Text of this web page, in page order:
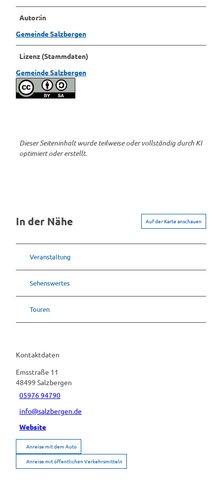
Autor:in
Gemeinde Salzbergen
Lizenz (Stammdaten)
Gemeinde Salzbergen
Dieser Seiteninhalt wurde teilweise oder vollständig durch KI
optimiert oder erstellt.
In der Nähe Auf der Karte anschauen
Veranstaltung
Sehenswertes
Touren
Kontaktdaten
Emsstraße 11
48499 Salzbergen
05976 94790
info@salzbergen.de
Website
Anreise mit dem Auto
Anreise mit öffentlichen Verkehrsmitteln